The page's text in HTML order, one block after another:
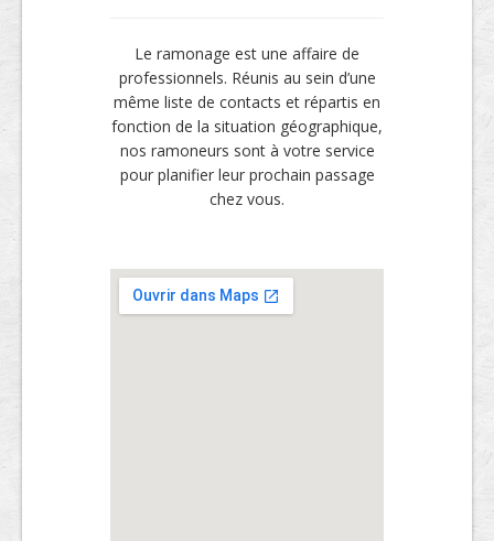
Le ramonage est une affaire de
professionnels. Réunis au sein d’une
même liste de contacts et répartis en
fonction de la situation géographique,
nos ramoneurs sont à votre service
pour planifier leur prochain passage
chez vous.